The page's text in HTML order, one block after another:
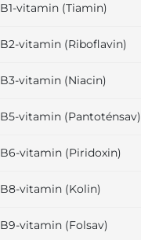
B1-vitamin (Tiamin)
B2-vitamin (Riboflavin)
B3-vitamin (Niacin)
B5-vitamin (Pantoténsav)
B6-vitamin (Piridoxin)
B8-vitamin (Kolin)
B9-vitamin (Folsav)